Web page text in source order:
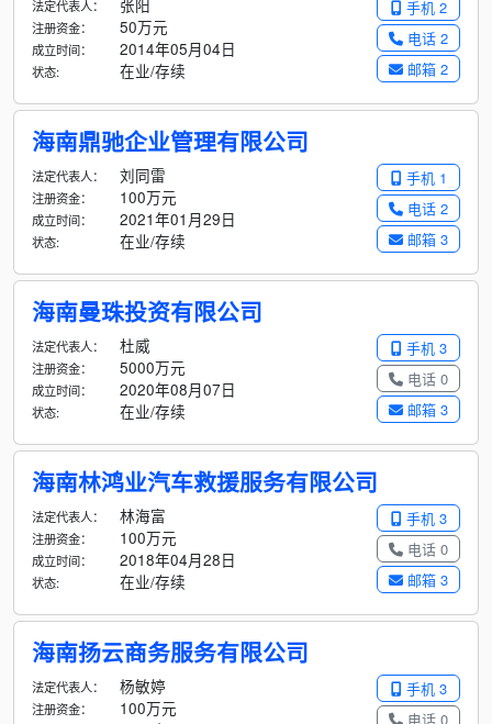
手机 2
电话 2
邮箱 2
法定代表人： 张阳
注册资金： 50万元
成立时间： 2014年05月04日
状态: 在业/存续
海南鼎驰企业管理有限公司
手机 1
电话 2
邮箱 3
法定代表人： 刘同雷
注册资金： 100万元
成立时间： 2021年01月29日
状态: 在业/存续
海南曼珠投资有限公司
手机 3
电话 0
邮箱 3
法定代表人： 杜威
注册资金： 5000万元
成立时间： 2020年08月07日
状态: 在业/存续
海南林鸿业汽车救援服务有限公司
手机 3
电话 0
邮箱 3
法定代表人： 林海富
注册资金： 100万元
成立时间： 2018年04月28日
状态: 在业/存续
海南扬云商务服务有限公司
手机 3
电话 0
法定代表人： 杨敏婷
注册资金： 100万元